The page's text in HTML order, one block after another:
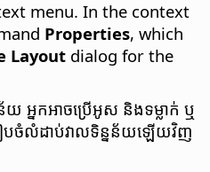
menu. In the context
Properties, which
Layout dialog for the
យ អ្នក​អាច​ប្រើ​អូស និង​ទម្លាក់ ឬ​
រៀបចំ​លំដាប់​វាល​ទិន្នន័យ​ឡើយវិញ